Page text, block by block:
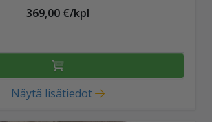
369,00 €/kpl
Näytä lisätiedot